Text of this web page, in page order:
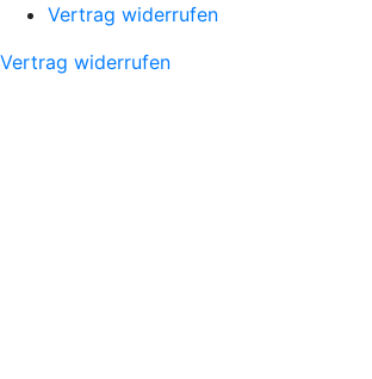
Vertrag widerrufen
Vertrag widerrufen